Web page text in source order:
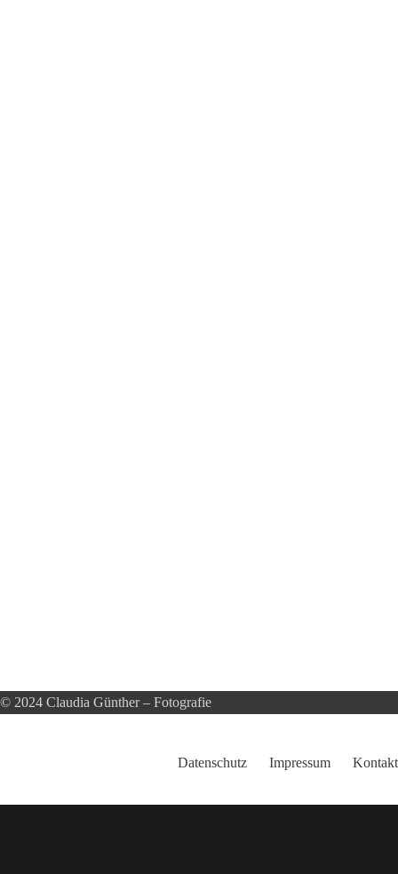
© 2024 Claudia Günther – Fotografie
Datenschutz Impressum Kontakt